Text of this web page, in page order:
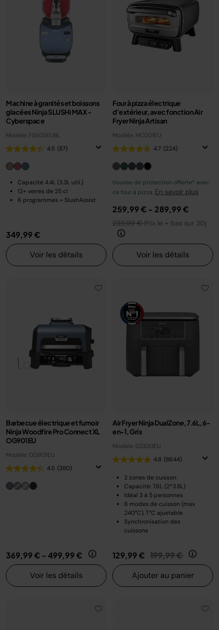
Machine à granités et boissons
glacées Ninja SLUSHi MAX -
Cyberspace
Modèle: FS605EUBL
4.5 (87)
Capacité 4.4L (3.3L util.)
12+ verres de 25 cl
6 programmes + SlushAssist
349,99 €
Voir les détails
Four à pizza électrique
d’extérieur, avec fonction Air
Fryer Ninja Artisan
Modèle: MO201EU
4.7 (224)
Housse de protection offerte* avec
ce four à pizza. En savoir plus
259,99 €- 289,99 €
239,99 €Prix le + bas sur 30j
Voir les détails
Barbecue électrique et fumoir
Ninja Woodfire Pro Connect XL
OG901EU
Modèle: OG901EU
4.5 (380)
369,99 €- 499,99 €
Voir les détails
Air Fryer Ninja DualZone, 7.6L, 6-
en-1, Gris
Modèle: DZ300EU
4.8 (8644)
2 zones de cuisson
Capacité: 7.6L (2*3.8L)
Idéal 3 à 5 personnes
6 modes de cuisson (max
240°C), T°C ajustable
Synchronisation des
cuissons
129,99 € Prix réduit de
199,99 € au
Ajouter au panier